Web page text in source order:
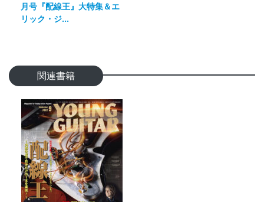
月号『配線王』大特集＆エ
リック・ジ...
関連書籍